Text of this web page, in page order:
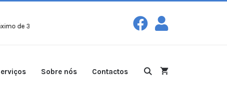
para compras a partir de Entregas gratuitas com peso
Sobre nós Contactos